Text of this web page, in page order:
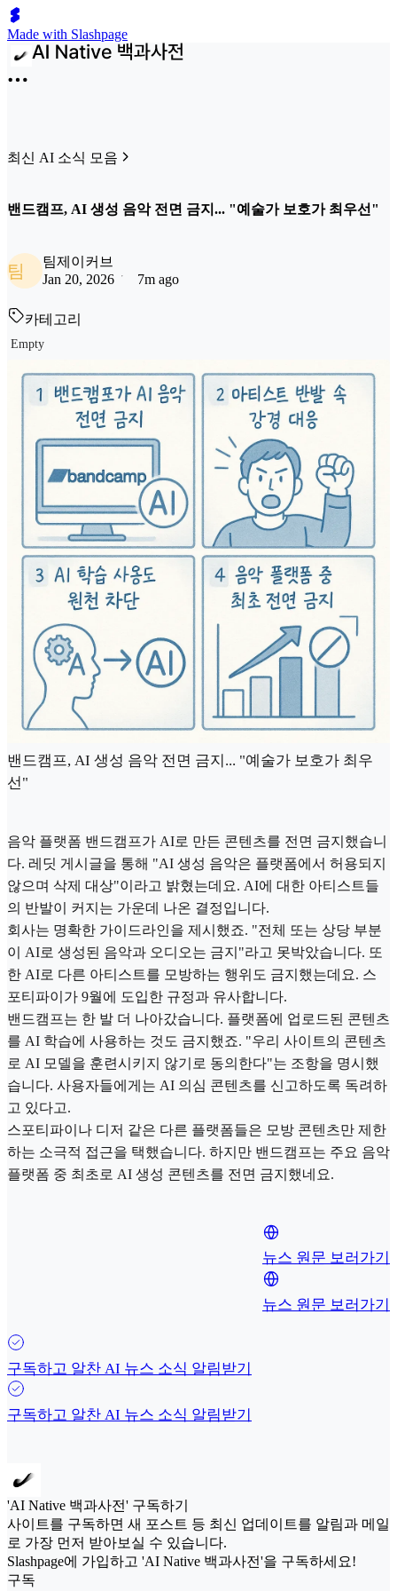
Made with Slashpage
최신 AI 소식 모음
밴드캠프, AI 생성 음악 전면 금지... "예술가 보호가 최우선"
팀
팀제이커브
Jan 20, 2026
7m ago
카테고리
Empty
밴드캠프, AI 생성 음악 전면 금지... "예술가 보호가 최우
선"
음악 플랫폼 밴드캠프가 AI로 만든 콘텐츠를 전면 금지했습니
다. 레딧 게시글을 통해 "AI 생성 음악은 플랫폼에서 허용되지
않으며 삭제 대상"이라고 밝혔는데요. AI에 대한 아티스트들
의 반발이 커지는 가운데 나온 결정입니다.
회사는 명확한 가이드라인을 제시했죠. "전체 또는 상당 부분
이 AI로 생성된 음악과 오디오는 금지"라고 못박았습니다. 또
한 AI로 다른 아티스트를 모방하는 행위도 금지했는데요. 스
포티파이가 9월에 도입한 규정과 유사합니다.
밴드캠프는 한 발 더 나아갔습니다. 플랫폼에 업로드된 콘텐츠
를 AI 학습에 사용하는 것도 금지했죠. "우리 사이트의 콘텐츠
로 AI 모델을 훈련시키지 않기로 동의한다"는 조항을 명시했
습니다. 사용자들에게는 AI 의심 콘텐츠를 신고하도록 독려하
고 있다고.
스포티파이나 디저 같은 다른 플랫폼들은 모방 콘텐츠만 제한
하는 소극적 접근을 택했습니다. 하지만 밴드캠프는 주요 음악
플랫폼 중 최초로 AI 생성 콘텐츠를 전면 금지했네요.
뉴스 원문 보러가기
뉴스 원문 보러가기
구독하고 알찬 AI 뉴스 소식 알림받기
구독하고 알찬 AI 뉴스 소식 알림받기
'AI Native 백과사전' 구독하기
사이트를 구독하면 새 포스트 등 최신 업데이트를 알림과 메일
로 가장 먼저 받아보실 수 있습니다.
Slashpage에 가입하고 'AI Native 백과사전'을 구독하세요!
구독